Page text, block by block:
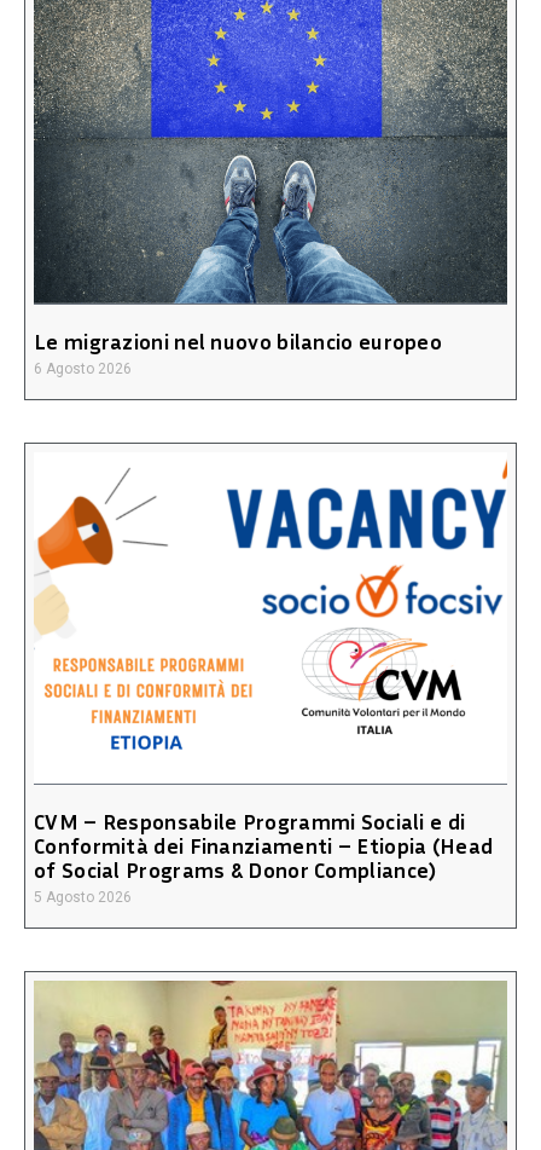
Le migrazioni nel nuovo bilancio europeo
6 Agosto 2026
CVM – Responsabile Programmi Sociali e di
Conformità dei Finanziamenti – Etiopia (Head
of Social Programs & Donor Compliance)
5 Agosto 2026